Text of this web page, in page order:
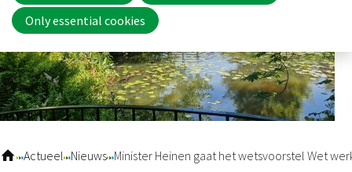
main
content
Actueel Nieuws Minister Heinen gaat het wetsvoorstel Wet
Home
Only essential cookies